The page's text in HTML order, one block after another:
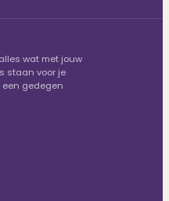
wat met jouw
staan voor je
gedegen